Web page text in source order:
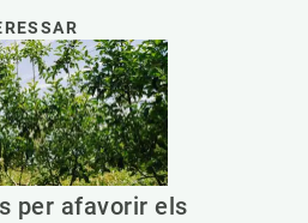
per afavorir els